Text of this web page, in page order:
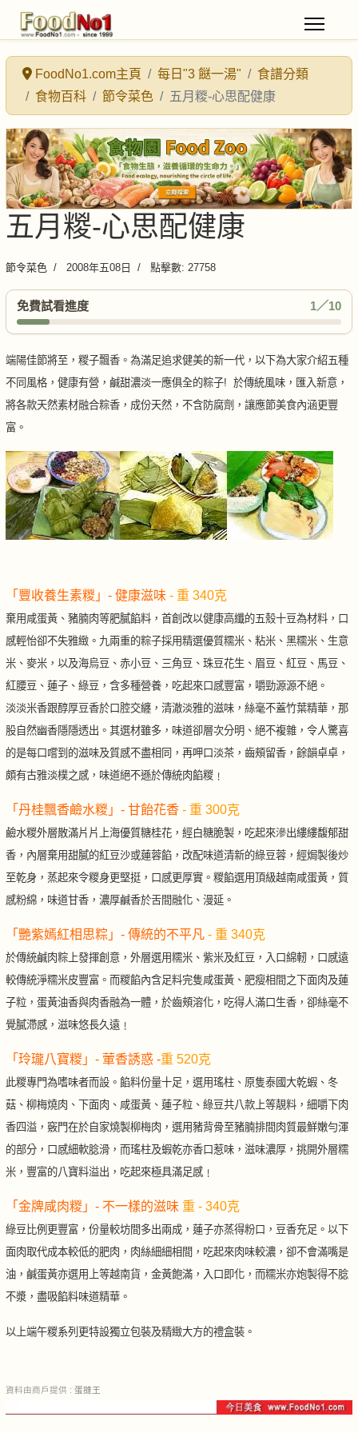
FoodNo1.com主頁 每日"3 餸一湯"
食譜分類
食物百科
節令菜色 五月糉-心思配健康
五月糉-心思配健康
節令菜色 2008年五08日 點擊數: 27758
免費試看進度 1／10
端陽佳節將至，糉子飄香。為滿足追求健美的新一代，以下為大家介紹五種
不同風格，健康有營，鹹甜濃淡一應俱全的粽子! 於傳統風味，匯入新意，
將各款天然素材融合粽香，成份天然，不含防腐劑，讓應節美食內涵更豐
富。
「豐收養生素糉」- 健康滋味 - 重 340克
棄用咸蛋黃、豬腩肉等肥膩餡料，首創改以健康高纖的五殼十豆為材料，口
感輕怡卻不失雅緻。九兩重的粽子採用精選優質糯米、粘米、黑糯米、生意
米、麥米，以及海烏豆、赤小豆、三角豆、珠豆花生、眉豆、紅豆、馬豆、
紅腰豆、蓮子、綠豆，含多種營養，吃起來口感豐富，嚼勁源源不絕。
淡淡米香跟醇厚豆香於口腔交纏，清澈淡雅的滋味，絲毫不蓋竹葉精華，那
股自然幽香隱隱透出。其選材雖多，味道卻層次分明、絕不複雜，令人驚喜
的是每口嚐到的滋味及質感不盡相同，再呷口淡茶，齒頰留香，餘韻卓卓，
頗有古雅淡樸之感，味道絕不遜於傳統肉餡糉﹗
「丹桂飄香鹼水糉」- 甘飴花香 - 重 300克
鹼水糉外層散滿片片上海優質糖桂花，經白糖脆製，吃起來滲出縷縷馥郁甜
香，內層棄用甜膩的紅豆沙或蓮蓉餡，改配味道清新的綠豆蓉，經焗製後炒
至乾身，蒸起來令糉身更堅挺，口感更厚實。糉餡選用頂級越南咸蛋黃，質
感粉綿，味道甘香，濃厚鹹香於舌間融化、漫延。
「艷紫嫣紅相思粽」- 傳統的不平凡 - 重 340克
於傳統鹹肉粽上發揮創意，外層選用糯米、紫米及紅豆，入口綿軔，口感遠
較傳統淨糯米皮豐富。而糉餡內含足料完隻咸蛋黃、肥瘦相間之下面肉及蓮
子粒，蛋黃油香與肉香融為一體，於齒頰溶化，吃得人滿口生香，卻絲毫不
覺膩滯感，滋味悠長久遠﹗
「玲瓏八寶糉」- 葷香誘惑 -重 520克
此糉專門為嗜味者而設。餡料份量十足，選用瑤柱、原隻泰國大乾蝦、冬
菇、柳梅燒肉、下面肉、咸蛋黃、蓮子粒、綠豆共八款上等靚料，細嚼下肉
香四溢，竅門在於自家燒製柳梅肉，選用豬背骨至豬腩排間肉質最鮮嫩勻渾
的部分，口感細軟腍滑，而瑤柱及蝦乾亦香口惹味，滋味濃厚，挑開外層糯
米，豐富的八寶料溢出，吃起來極具滿足感﹗
「金牌咸肉糉」- 不一樣的滋味 重 - 340克
綠豆比例更豐富，份量較坊間多出兩成，蓮子亦蒸得粉口，豆香充足。以下
面肉取代成本較低的肥肉，肉絲細細相間，吃起來肉味較濃，卻不會滿嘴是
油，鹹蛋黃亦選用上等越南貨，金黃飽滿，入口即化，而糯米亦炮製得不腍
不漿，盡吸餡料味道精華。
以上端午糉系列更特設獨立包裝及精緻大方的禮盒裝。
資料由商戶提供 : 蛋撻王